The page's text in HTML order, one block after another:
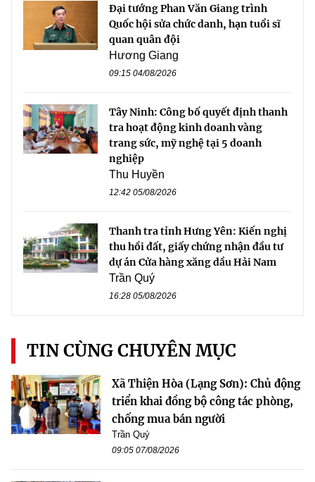
Đại tướng Phan Văn Giang trình
Quốc hội sửa chức danh, hạn tuổi sĩ
quan quân đội
Hương Giang
09:15 04/08/2026
Tây Ninh: Công bố quyết định thanh
tra hoạt động kinh doanh vàng
trang sức, mỹ nghệ tại 5 doanh
nghiệp
Thu Huyền
12:42 05/08/2026
Thanh tra tỉnh Hưng Yên: Kiến nghị
thu hồi đất, giấy chứng nhận đầu tư
dự án Cửa hàng xăng dầu Hải Nam
Trần Quý
16:28 05/08/2026
TIN CÙNG CHUYÊN MỤC
Xã Thiện Hòa (Lạng Sơn): Chủ động
triển khai đồng bộ công tác phòng,
chống mua bán người
Trần Quý
09:05 07/08/2026